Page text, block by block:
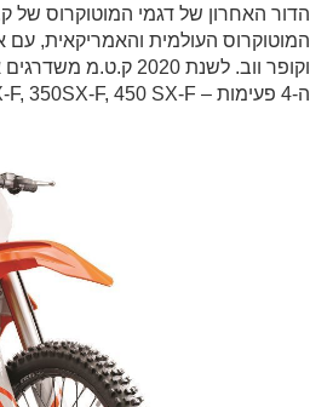
המוטוקרוס העולמית והאמריקאית, עם
ה-4 פעימות – 250SX-F, 350SX-F, 450 SX-F.